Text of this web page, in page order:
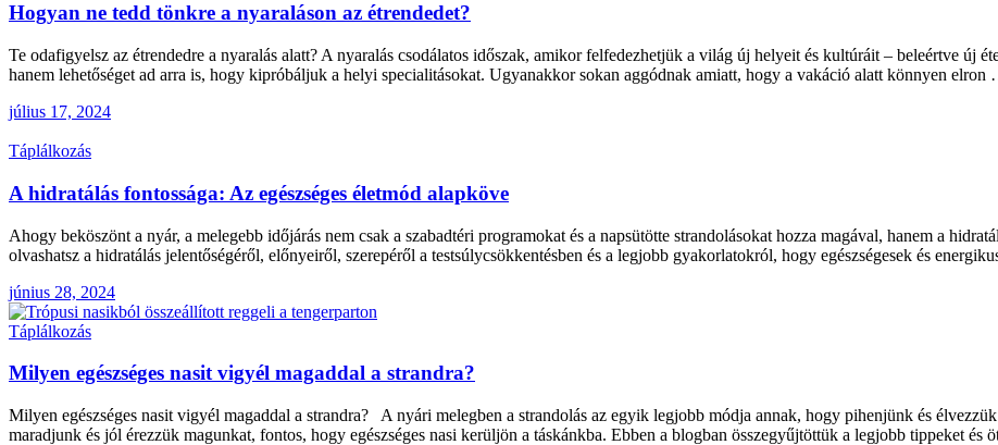
Hogyan ne tedd tönkre a nyaraláson az étrendedet?
Te odafigyelsz az étrendedre a nyaralás alatt? A nyaralás csodálatos időszak, amikor felfedezhetjük a világ új helyeit és kultúráit – beleértve új
hanem lehetőséget ad arra is, hogy kipróbáljuk a helyi specialitásokat. Ugyanakkor sokan aggódnak amiatt, hogy a vakáció alatt könnyen elron
július 17, 2024
Táplálkozás
A hidratálás fontossága: Az egészséges életmód alapköve
Ahogy beköszönt a nyár, a melegebb időjárás nem csak a szabadtéri programokat és a napsütötte strandolásokat hozza magával, hanem a
olvashatsz a hidratálás jelentőségéről, előnyeiről, szerepéről a testsúlycsökkentésben és a legjobb gyakorlatokról, hogy egészségesek és
június 28, 2024
Táplálkozás
Milyen egészséges nasit vigyél magaddal a strandra?
Milyen egészséges nasit vigyél magaddal a strandra? A nyári melegben a strandolás az egyik legjobb módja annak, hogy pihenjünk és
maradjunk és jól érezzük magunkat, fontos, hogy egészséges nasi kerüljön a táskánkba. Ebben a blogban összegyűjtöttük a legjobb tippeket és